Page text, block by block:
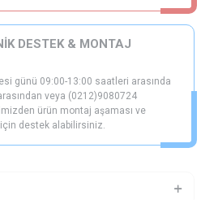
DESTEK & MONTAJ
günü 09:00-13:00 saatleri arasında
veya (0212)9080724
ürün montaj aşaması ve
için destek alabilirsiniz.